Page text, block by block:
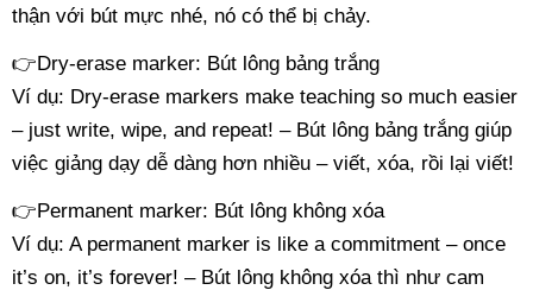
thận với bút mực nhé, nó có thể bị chảy.
👉Dry-erase marker: Bút lông bảng trắng
Ví dụ: Dry-erase markers make teaching so much easier
– just write, wipe, and repeat! – Bút lông bảng trắng giúp
việc giảng dạy dễ dàng hơn nhiều – viết, xóa, rồi lại viết!
👉Permanent marker: Bút lông không xóa
Ví dụ: A permanent marker is like a commitment – once
it’s on, it’s forever! – Bút lông không xóa thì như cam